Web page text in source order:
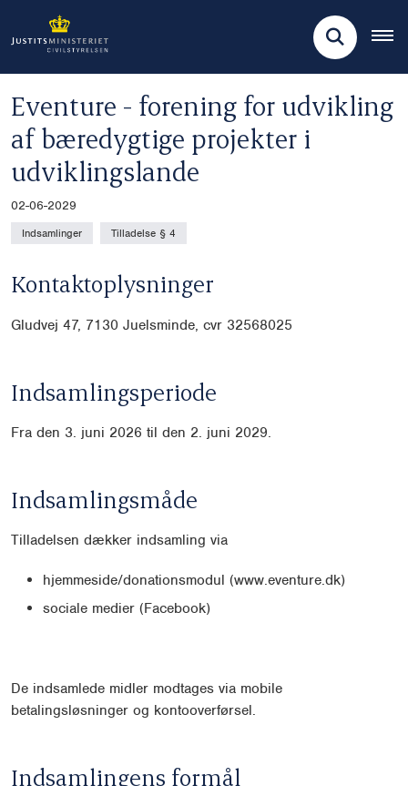
Eventure - forening for udvikling
af bæredygtige projekter i
udviklingslande
02-06-2029
Indsamlinger Tilladelse § 4
Kontaktoplysninger
Gludvej 47, 7130 Juelsminde, cvr 32568025
Indsamlingsperiode
Fra den 3. juni 2026 til den 2. juni 2029.
Indsamlingsmåde
Tilladelsen dækker indsamling via
hjemmeside/donationsmodul (www.eventure.dk)
sociale medier (Facebook)
De indsamlede midler modtages via mobile
betalingsløsninger og kontooverførsel.
Indsamlingens formål